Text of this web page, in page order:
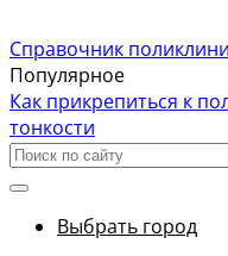
Справочник
Популярное
Как прикрепиться к
тонкости
Выбрать город